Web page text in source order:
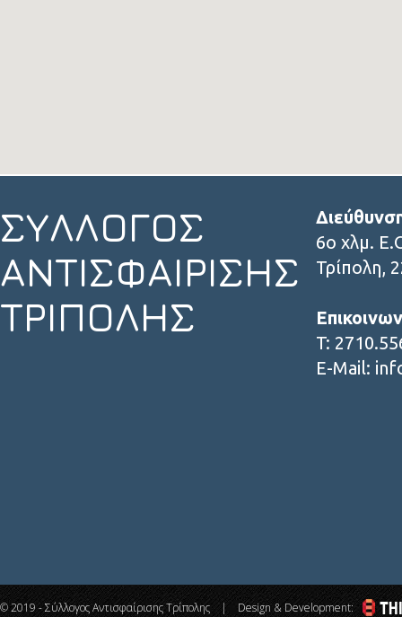
ΣΥΛΛΟΓΟΣ
ΑΝΤΙΣΦΑΙΡΙΣΗΣ
ΤΡΙΠΟΛΗΣ
6ο χλμ.
Τρίπολη,
T:
E-Mail:
© 2019 - Σύλλογος Αντισφαίρισης Τρίπολης | Design & Development: